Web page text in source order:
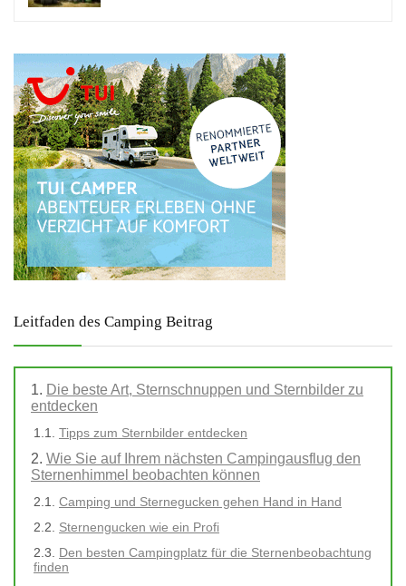
Leitfaden des Camping Beitrag
Die beste Art, Sternschnuppen und Sternbilder zu
entdecken
Tipps zum Sternbilder entdecken
Wie Sie auf Ihrem nächsten Campingausflug den
Sternenhimmel beobachten können
Camping und Sternegucken gehen Hand in Hand
Sternengucken wie ein Profi
Den besten Campingplatz für die Sternenbeobachtung
finden